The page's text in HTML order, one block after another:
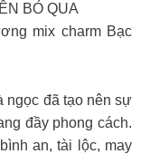
BỎ QUA
mix charm Bạc
ngọc đã tạo nên sự
đầy phong cách.
an, tài lộc, may